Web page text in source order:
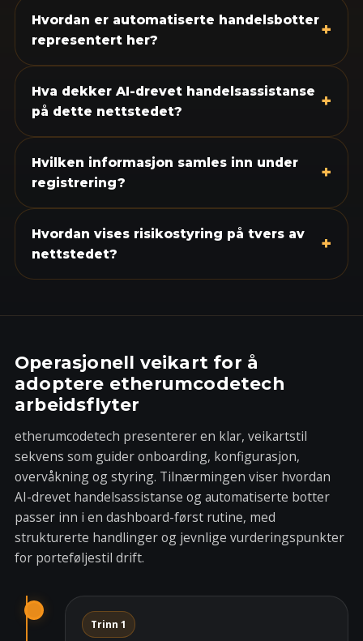
Hvordan er automatiserte handelsbotter
representert her?
+
Hva dekker AI-drevet handelsassistanse
på dette nettstedet?
+
Hvilken informasjon samles inn under
registrering?
+
Hvordan vises risikostyring på tvers av
nettstedet?
+
Operasjonell veikart for å
adoptere etherumcodetech
arbeidsflyter
etherumcodetech presenterer en klar, veikartstil
sekvens som guider onboarding, konfigurasjon,
overvåkning og styring. Tilnærmingen viser hvordan
AI-drevet handelsassistanse og automatiserte botter
passer inn i en dashboard-først rutine, med
strukturerte handlinger og jevnlige vurderingspunkter
for porteføljestil drift.
Trinn 1